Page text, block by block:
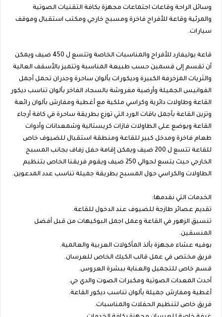
وسائل الراحة وقاعات اجتماعات مجهزة بكافة التقنيات الصوتية
والمرئية وقاعة للأفراح فاخرة ومسبح خارجي ومكتب استقبال وموقف
سيارات.
قاعة بوليفارد للأفراح والمناسبات الخاصة وتتسع ل 450 ضيف ويمكن
أن تقسم إلى قسمين حسب طبيعة المناسبة وتتميز بالأسقف العالية
والثريات المزخرفة الكبيرة وديكورات بألوان ساحرة وجدران تحمل أجمل
الفوانيس الجميلة وأرضية مفروشة بالسجاد الفاخر بألوان تناسب ديكور
القاعة وطاولات دائرية وكراسي ملكية مع أغطية ومفارش بألوان رائعة
وتزين القاعة بأجمل باقات الورد التي توزع بطريقة ساحرة في كافة أرجاء
القاعة ويوضع على الطاولات فازات كريستالية وشمعدانات وأدوات
طعام فاخرة ومدخل كبير للقاعة ومنطقة استقبال للضيوف خاص
للقاعة تتسع ل 200 ضيف ويمكن إقامة حفل زفاف بجانب المسبح
الخارجي حيث يتسع لحوالي 250 ضيف ويقوم فريقنا الخاص بتنظيم
الطاولات والكراسي حول المسبح بطريقة جميلة تناسب عدد المدعوين.
الخدمات التي نقدمها:
تقديم عصائر طازجة للضيوف عند الدخول للقاعة.
تنسيق الزهور في القاعة وعمل اجمل البوكيهات من قبل أفضل
المنسقين.
بوفيه عشاء مجهزة بألذ المأكولات العربية والعالمية.
فريق مختص في عمل قالب الكيك الخاص للعرسان.
قسم خاص للتجميل والعناية ببشرة العروس.
أحدث المعدات الصوتية ومكبرات الصوت والدي جي.
أغطية ومفارش جميلة بألوان تناسب ديكور القاعة.
فريق خاص لتنظيم الحفلات والمناسبات.